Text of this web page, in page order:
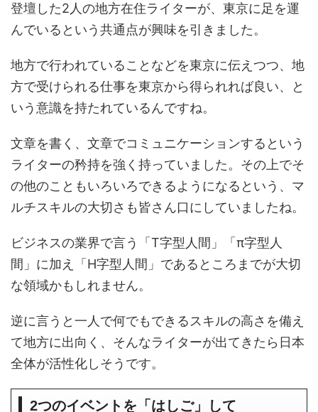
登壇した2人の地方在住ライターが、東京に足を運
んでいるという共通点が興味を引きました。
地方で行われていることなどを東京に伝えつつ、地
方で受けられる仕事を東京から得られれば良い、と
いう意識を持たれているんですね。
文章を書く、文章でコミュニケーションするという
ライターの矜持を強く持っていました。その上でそ
の他のこともいろいろできるようになるという、マ
ルチスキルの大切さも皆さん口にしていましたね。
ビジネスの業界で言う「T字型人間」「π字型人
間」に加え「H字型人間」であるところまでが大切
な領域かもしれません。
逆に言うと一人で何でもできるスキルの高さを備え
て地方に出向く、そんなライターが出てきたら日本
全体が活性化しそうです。
2つのイベントを「はしご」して